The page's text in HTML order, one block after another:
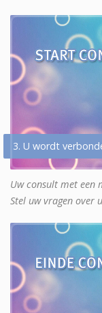
3. U wordt
Uw consult met een
Stel uw vragen over